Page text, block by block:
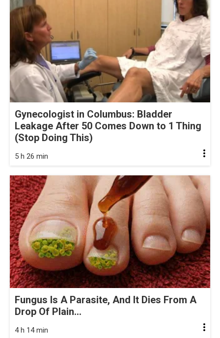
Gynecologist in Columbus: Bladder
Leakage After 50 Comes Down to 1 Thing
(Stop Doing This)
5 h 26 min
Fungus Is A Parasite, And It Dies From A
Drop Of Plain...
4 h 14 min